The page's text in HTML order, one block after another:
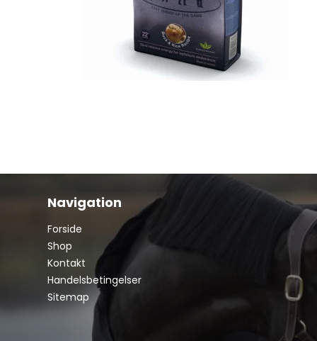
Navigation
Forside
Shop
Kontakt
Handelsbetingelser
Sitemap